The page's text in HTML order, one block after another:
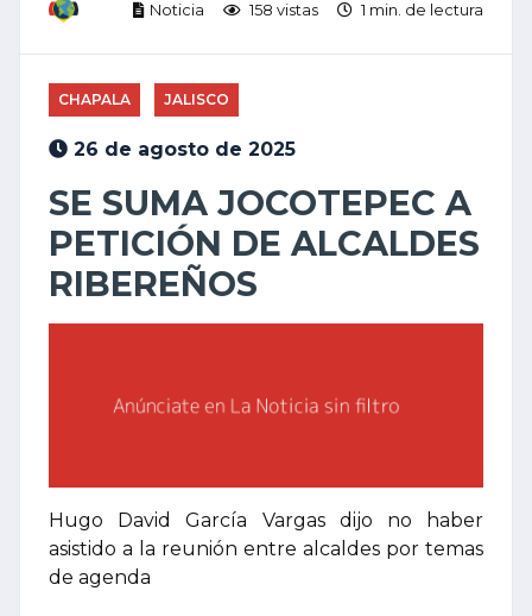
Noticia 158 vistas 1 min. de lectura
CHAPALA JALISCO
26 de agosto de 2025
SE SUMA JOCOTEPEC A
PETICIÓN DE ALCALDES
RIBEREÑOS
Hugo David García Vargas dijo no haber
asistido a la reunión entre alcaldes por temas
de agenda